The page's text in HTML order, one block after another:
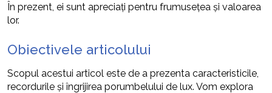
În prezent, ei sunt apreciați pentru frumusețea și valoarea
lor.
Obiectivele articolului
Scopul acestui articol este de a prezenta caracteristicile,
recordurile și îngrijirea porumbelului de lux. Vom explora